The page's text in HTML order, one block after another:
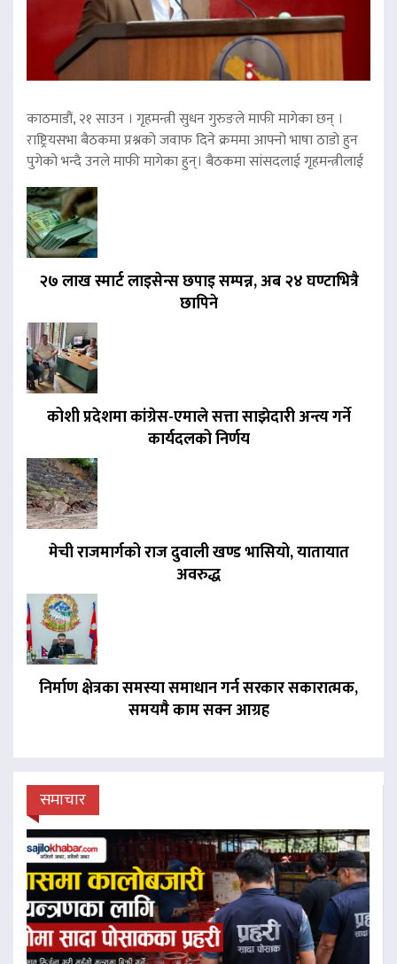
काठमाडौं, २१ साउन । गृहमन्त्री सुधन गुरुङले माफी मागेका छन् ।
राष्ट्रियसभा बैठकमा प्रश्नको जवाफ दिने क्रममा आफ्नो भाषा ठाडो हुन
पुगेको भन्दै उनले माफी मागेका हुन्। बैठकमा सांसदलाई गृहमन्त्रीलाई
२७ लाख स्मार्ट लाइसेन्स छपाइ सम्पन्न, अब २४ घण्टाभित्रै
छापिने
कोशी प्रदेशमा कांग्रेस-एमाले सत्ता साझेदारी अन्त्य गर्ने
कार्यदलको निर्णय
मेची राजमार्गको राज दुवाली खण्ड भासियो, यातायात
अवरुद्ध
निर्माण क्षेत्रका समस्या समाधान गर्न सरकार सकारात्मक,
समयमै काम सक्न आग्रह
समाचार